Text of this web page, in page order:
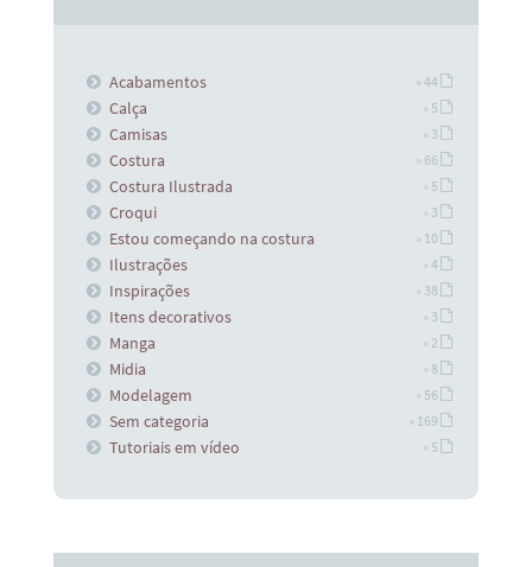
Acabamentos » 44
Calça » 5
Camisas » 3
Costura » 66
Costura Ilustrada » 5
Croqui » 3
Estou começando na costura » 10
Ilustrações » 4
Inspirações » 38
Itens decorativos » 3
Manga » 2
Midia » 8
Modelagem » 56
Sem categoria » 169
Tutoriais em vídeo » 5